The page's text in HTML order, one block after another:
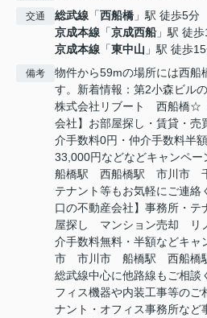
交通 総武線 「西船橋 」駅 徒歩5分
京成本線 「京成西船」駅 徒
京成本線 「東中山 」駅 徒歩
備考
物件から59mの場所には西船
す。新着情報：第2小森ビル
株式会社リブート 西船橋☆
会社】お部屋探し・賃貸・売
介手数料0円・仲介手数料半
33,000円などなどキャンペ
船橋駅 西船橋駅 市川市
テナント等もお気軽にご連
口の不動産会社】事務所・
屋探し マンション売却
介手数料無料・半額などキ
市 市川市 船橋駅 西船橋
総武線中心に他路線もご相談
フィス機器や内装工事等のご
ナント・オフィス事務所など